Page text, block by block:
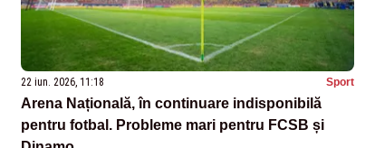
22 iun. 2026, 11:18 Sport
Arena Națională, în continuare indisponibilă
pentru fotbal. Probleme mari pentru FCSB și